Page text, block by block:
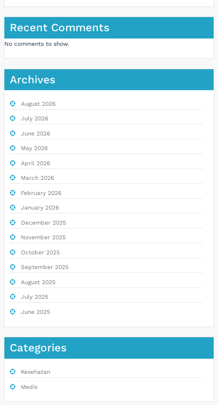
Recent Comments
No comments to show.
Archives
August 2026
July 2026
June 2026
May 2026
April 2026
March 2026
February 2026
January 2026
December 2025
November 2025
October 2025
September 2025
August 2025
July 2025
June 2025
Categories
Kesehatan
Medis